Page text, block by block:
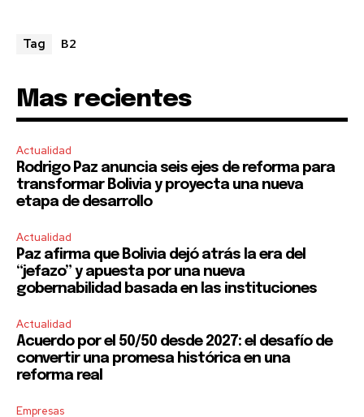
or click the subscribe button below. Don't worry, we respect
your privacy and won't spam your inbox. Your information is
SUBSCRIBE
Tag B2
Mas recientes
Actualidad
Rodrigo Paz anuncia seis ejes de reforma para
transformar Bolivia y proyecta una nueva
etapa de desarrollo
Actualidad
Paz afirma que Bolivia dejó atrás la era del
“jefazo” y apuesta por una nueva
gobernabilidad basada en las instituciones
Actualidad
Acuerdo por el 50/50 desde 2027: el desafío de
convertir una promesa histórica en una
reforma real
Empresas